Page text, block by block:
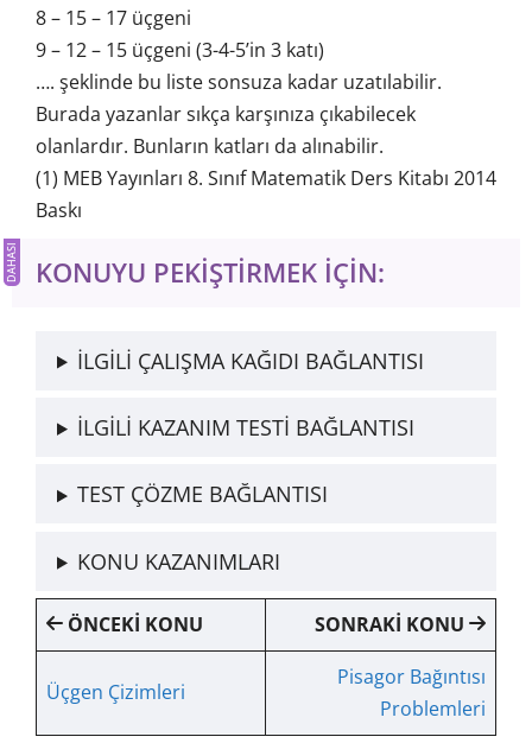
8 – 15 – 17 üçgeni
9 – 12 – 15 üçgeni (3-4-5’in 3 katı)
…. şeklinde bu liste sonsuza kadar uzatılabilir.
Burada yazanlar sıkça karşınıza çıkabilecek
olanlardır. Bunların katları da alınabilir.
(1) MEB Yayınları 8. Sınıf Matematik Ders Kitabı 2014
Baskı
KONUYU PEKİŞTİRMEK İÇİN:
İLGİLİ ÇALIŞMA KAĞIDI BAĞLANTISI
İLGİLİ KAZANIM TESTİ BAĞLANTISI
TEST ÇÖZME BAĞLANTISI
KONU KAZANIMLARI
ÖNCEKİ KONU SONRAKİ KONU
Üçgen Çizimleri
Pisagor Bağıntısı
Problemleri